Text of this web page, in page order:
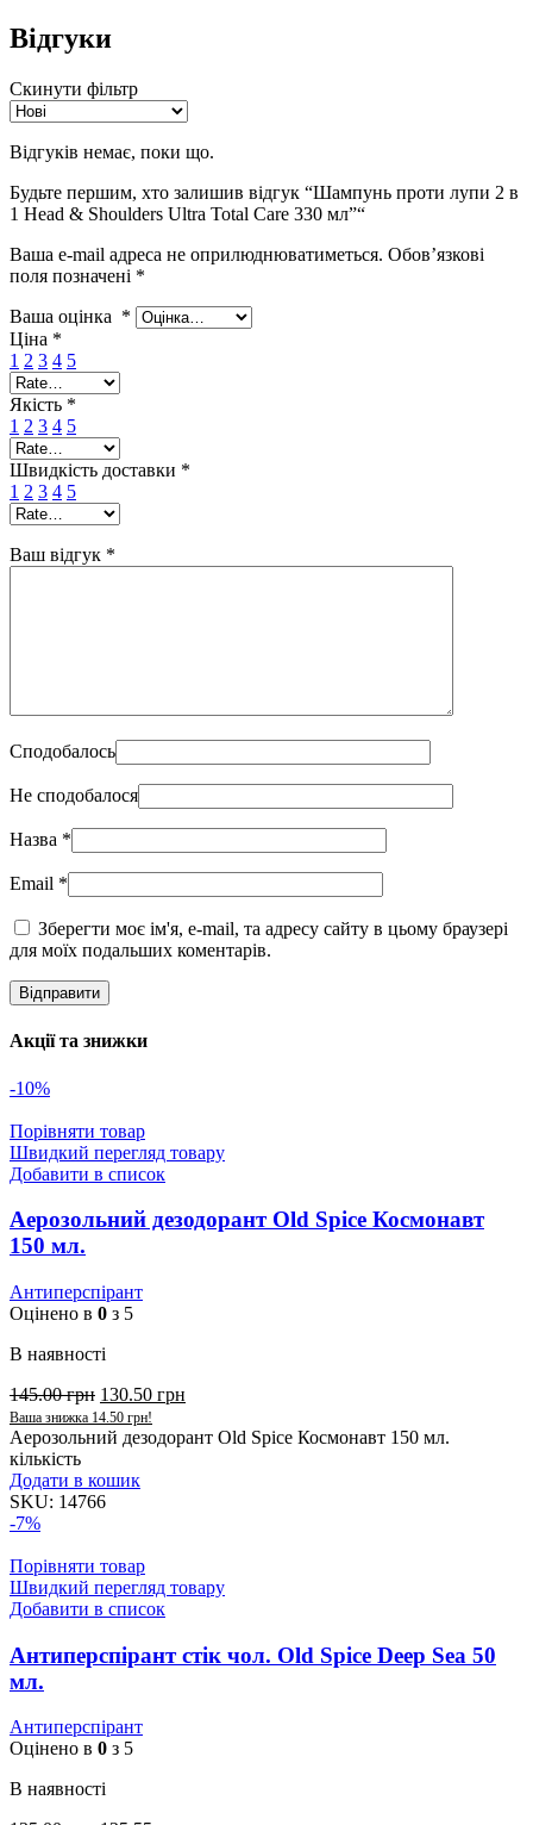
Відгуки
Скинути фільтр
Відгуків немає, поки що.
Будьте першим, хто залишив відгук “Шампунь проти лупи 2 в
1 Head & Shoulders Ultra Total Care 330 мл”“
Ваша e-mail адреса не оприлюднюватиметься. Обов’язкові
поля позначені *
Ваша оцінка *
Ціна *
1 2 3 4 5
Якість *
1 2 3 4 5
Швидкість доставки *
1 2 3 4 5
Ваш відгук *
Сподобалось
Не сподобалося
Назва *
Email *
Зберегти моє ім'я, e-mail, та адресу сайту в цьому браузері
для моїх подальших коментарів.
Акції та знижки
-10%
Порівняти товар
Швидкий перегляд товару
Добавити в список
Аерозольний дезодорант Old Spice Космонавт
150 мл.
Антиперспірант
Оцінено в 0 з 5
В наявності
145.00грн 130.50 грн
Ваша знижка 14.50 грн!
Аерозольний дезодорант Old Spice Космонавт 150 мл.
кількість
Додати в кошик
SKU: 14766
-7%
Порівняти товар
Швидкий перегляд товару
Добавити в список
Антиперспірант стік чол. Old Spice Deep Sea 50
мл.
Антиперспірант
Оцінено в 0 з 5
В наявності